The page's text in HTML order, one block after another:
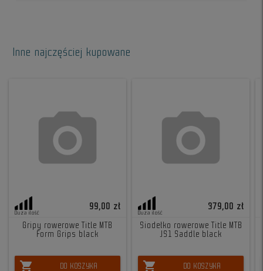
Inne najczęściej kupowane
Duża ilość
99,00 zł
Gripy rowerowe Title MTB
Form Grips black
shopping_cart DO KOSZYKA
Duża ilość
379,00 zł
Siodełko rowerowe Title MTB
JS1 Saddle black
shopping_cart DO KOSZYKA